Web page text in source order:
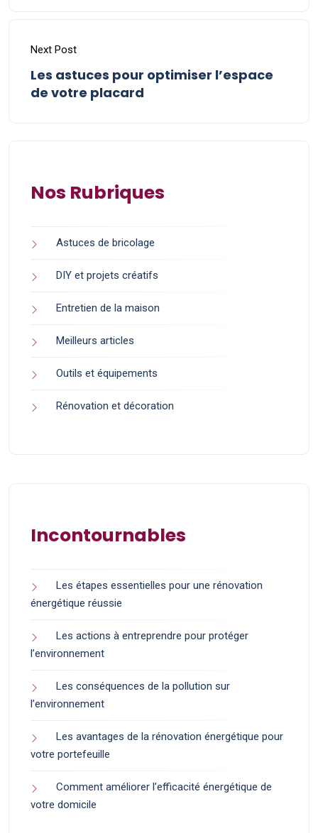
Next Post
Les astuces pour optimiser l’espace
de votre placard
Nos Rubriques
Astuces de bricolage
DIY et projets créatifs
Entretien de la maison
Meilleurs articles
Outils et équipements
Rénovation et décoration
Incontournables
Les étapes essentielles pour une rénovation
énergétique réussie
Les actions à entreprendre pour protéger
l’environnement
Les conséquences de la pollution sur
l’environnement
Les avantages de la rénovation énergétique pour
votre portefeuille
Comment améliorer l’efficacité énergétique de
votre domicile